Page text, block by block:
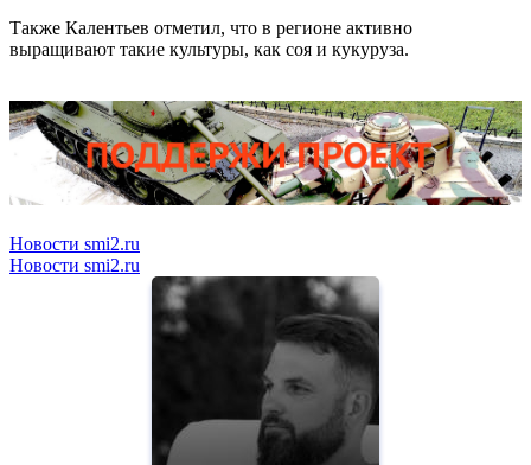
Также Калентьев отметил, что в регионе активно
выращивают такие культуры, как соя и кукуруза.
Новости smi2.ru
Новости smi2.ru